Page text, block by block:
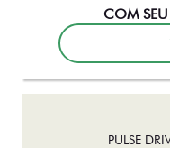
COM
PULSE